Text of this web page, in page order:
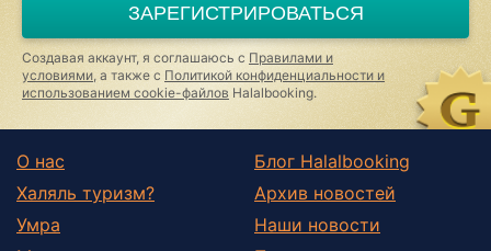
ignore
this
field
ЗАРЕГИСТРИРОВАТЬСЯ
Создавая аккаунт, я соглашаюсь с Правилами и
условиями , а также с Политикой конфиденциальности и
использованием cookie-файлов Halalbooking.
О нас
Халяль туризм?
Умра
Блог Halalbooking
Архив новостей
Наши новости